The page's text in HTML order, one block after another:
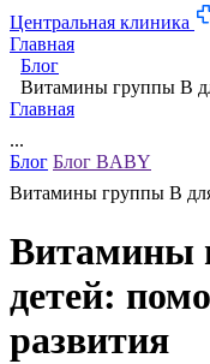
Центральная клиника
Главная
Блог
Витамины группы B
Главная
...
Блог Блог BABY
Витамины группы B
Витамины
детей:
развития